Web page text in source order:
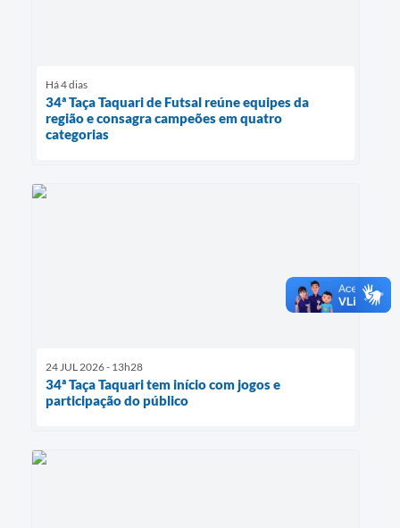
Há 4 dias
34ª Taça Taquari de Futsal reúne equipes da
região e consagra campeões em quatro
categorias
24 JUL 2026 - 13h28
34ª Taça Taquari tem início com jogos e
participação do público